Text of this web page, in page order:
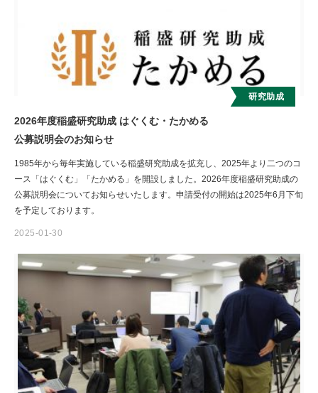
お知らせ
研究助成
2026年度稲盛研究助成 はぐくむ・たかめる
公募説明会のお知らせ
1985年から毎年実施している稲盛研究助成を拡充し、2025年より二つのコ
ース「はぐくむ」「たかめる」を開設しました。2026年度稲盛研究助成の
公募説明会についてお知らせいたします。申請受付の開始は2025年6月下旬
を予定しております。
2025-01-30